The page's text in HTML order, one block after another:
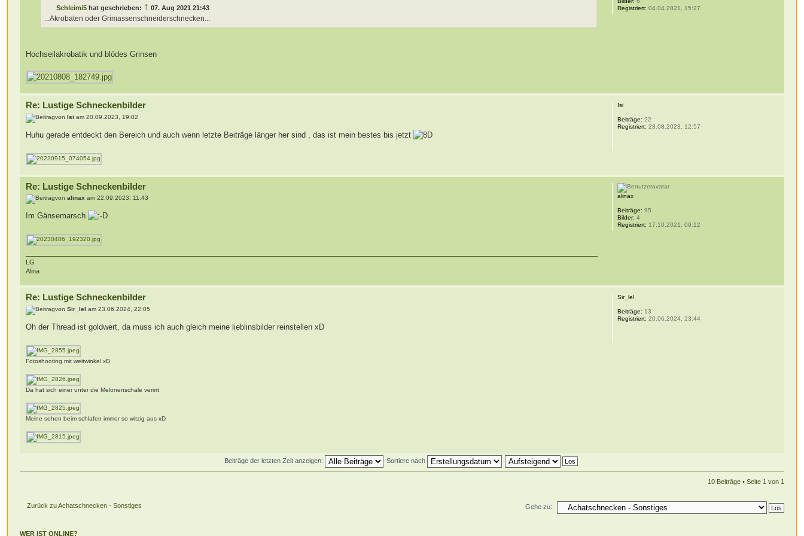
Schleimi5 hat geschrieben: ↑ 07. Aug 2021 21:43
...Akrobaten oder Grimassenschneiderschnecken...
Hochseilakrobatik und blödes Grinsen
Registriert: 04.04.2021, 15:27
Re: Lustige Schneckenbilder
vonIsi am 20.09.2023, 19:02
Huhu gerade entdeckt den Bereich und auch wenn letzte Beiträge länger her sind , das ist mein bestes bis jetzt
Isi
Beiträge: 22
Registriert: 23.08.2023, 12:57
Re: Lustige Schneckenbilder
vonalinax am 22.09.2023, 11:43
Im Gänsemarsch
LG
Alina
alinax
Beiträge: 95
Bilder: 4
Registriert: 17.10.2021, 09:12
Re: Lustige Schneckenbilder
vonSir_lel am 23.06.2024, 22:05
Oh der Thread ist goldwert, da muss ich auch gleich meine lieblinsbilder reinstellen xD
Fotoshooting mit weitwinkel xD
Da hat sich einer unter die Melonenschale verirrt
Meine sehen beim schlafen immer so witzig aus xD
Sir_lel
Beiträge: 13
Registriert: 20.06.2024, 23:44
Beiträge der letzten Zeit anzeigen: Sortiere nach
10 Beiträge • Seite 1 von 1
Zurück zu Achatschnecken - Sonstiges Gehe zu:
WER IST ONLINE?